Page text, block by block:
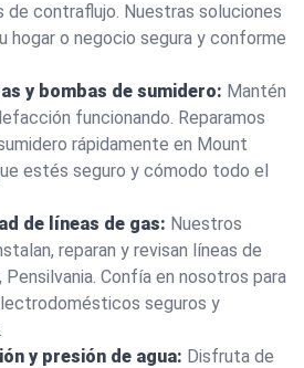
contraflujo. Nuestras soluciones
hogar o negocio segura y conforme
y bombas de sumidero: Mantén
funcionando. Reparamos
rápidamente en Mount
estés seguro y cómodo todo el
de líneas de gas: Nuestros
reparan y revisan líneas de
Confía en nosotros para
seguros y
y presión de agua: Disfruta de